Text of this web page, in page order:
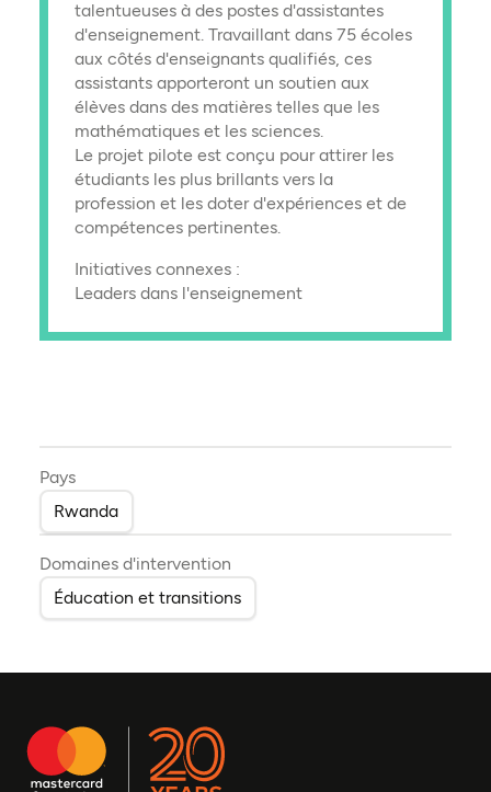
talentueuses à des postes d'assistantes
d'enseignement. Travaillant dans 75 écoles
aux côtés d'enseignants qualifiés, ces
assistants apporteront un soutien aux
élèves dans des matières telles que les
mathématiques et les sciences.
Le projet pilote est conçu pour attirer les
étudiants les plus brillants vers la
profession et les doter d'expériences et de
compétences pertinentes.
Initiatives connexes :
Leaders dans l'enseignement
Pays
Rwanda
Domaines d'intervention
Éducation et transitions